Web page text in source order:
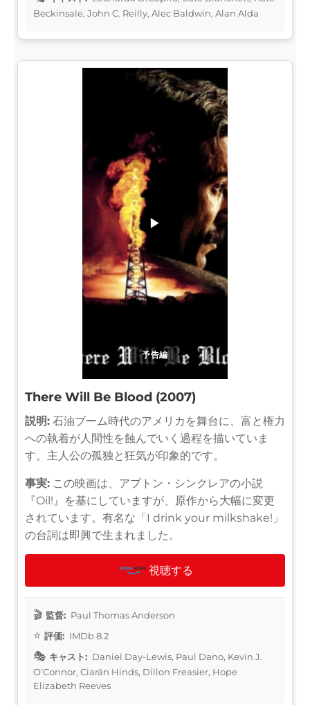
Beckinsale, John C. Reilly, Alec Baldwin, Alan Alda
予告編
▶
There Will Be Blood (2007)
説明: 石油ブーム時代のアメリカを舞台に、富と権力
への執着が人間性を蝕んでいく過程を描いていま
す。主人公の孤独と狂気が印象的です。
事実: この映画は、アプトン・シンクレアの小説
『Oil!』を基にしていますが、原作から大幅に変更
されています。有名な「I drink your milkshake!」
の台詞は即興で生まれました。
視聴する
監督: Paul Thomas Anderson
評価: IMDb 8.2
キャスト: Daniel Day-Lewis, Paul Dano, Kevin J.
O'Connor, Ciarán Hinds, Dillon Freasier, Hope
Elizabeth Reeves